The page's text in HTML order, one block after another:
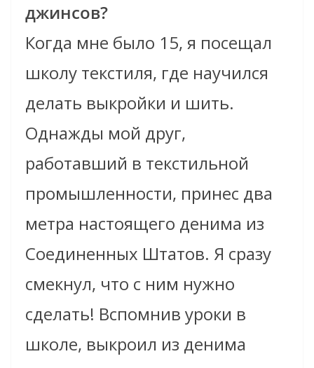
джинсов?
Когда мне было 15, я посещал
школу текстиля, где научился
делать выкройки и шить.
Однажды мой друг,
работавший в текстильной
промышленности, принес два
метра настоящего денима из
Соединенных Штатов. Я сразу
смекнул, что с ним нужно
сделать! Вспомнив уроки в
школе, выкроил из денима